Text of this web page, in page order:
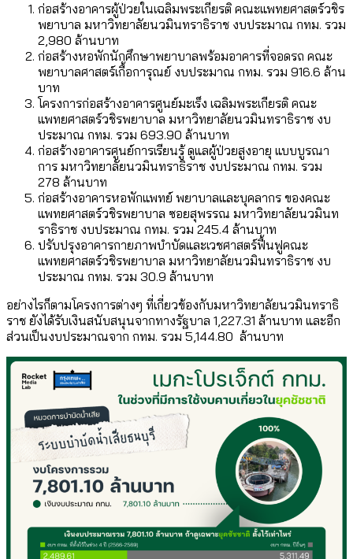
ก่อสร้างอาคารผู้ป่วยในเฉลิมพระเกียรติ คณะแพทยศาสตร์วชิร
พยาบาล มหาวิทยาลัยนวมินทราธิราช งบประมาณ กทม. รวม
2,980 ล้านบาท
ก่อสร้างหอพักนักศึกษาพยาบาลพร้อมอาคารที่จอดรถ คณะ
พยาบาลศาสตร์เกื้อการุณย์ งบประมาณ กทม. รวม 916.6 ล้าน
บาท
โครงการก่อสร้างอาคารศูนย์มะเร็ง เฉลิมพระเกียรติ คณะ
แพทยศาสตร์วชิรพยาบาล มหาวิทยาลัยนวมินทราธิราช งบ
ประมาณ กทม. รวม 693.90 ล้านบาท
ก่อสร้างอาคารศูนย์การเรียนรู้ ดูแลผู้ป่วยสูงอายุ แบบบูรณา
การ มหาวิทยาลัยนวมินทราธิราช งบประมาณ กทม. รวม
278 ล้านบาท
ก่อสร้างอาคารหอพักแพทย์ พยาบาลและบุคลากร ของคณะ
แพทยศาสตร์วชิรพยาบาล ซอยสุพรรณ มหาวิทยาลัยนวมินท
ราธิราช งบประมาณ กทม. รวม 245.4 ล้านบาท
ปรับปรุงอาคารกายภาพบำบัดและเวชศาสตร์ฟื้นฟูคณะ
แพทยศาสตร์วชิรพยาบาล มหาวิทยาลัยนวมินทราธิราช งบ
ประมาณ กทม. รวม 30.9 ล้านบาท
อย่างไรก็ตามโครงการต่างๆ ที่เกี่ยวข้องกับมหาวิทยาลัยนวมินทราธิ
ราช ยังได้รับเงินสนับสนุนจากทางรัฐบาล 1,227.31 ล้านบาท และอีก
ส่วนเป็นงบประมาณจาก กทม. รวม 5,144.80 ล้านบาท